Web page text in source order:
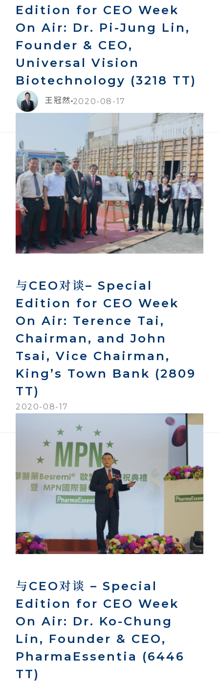
Edition for CEO Week
On Air: Dr. Pi-Jung Lin,
Founder & CEO,
Universal Vision
Biotechnology (3218 TT)
王冠然 2020-08-17
与CEO对谈– Special
Edition for CEO Week
On Air: Terence Tai,
Chairman, and John
Tsai, Vice Chairman,
King’s Town Bank (2809
TT)
2020-08-17
与CEO对谈 – Special
Edition for CEO Week
On Air: Dr. Ko-Chung
Lin, Founder & CEO,
PharmaEssentia (6446
TT)